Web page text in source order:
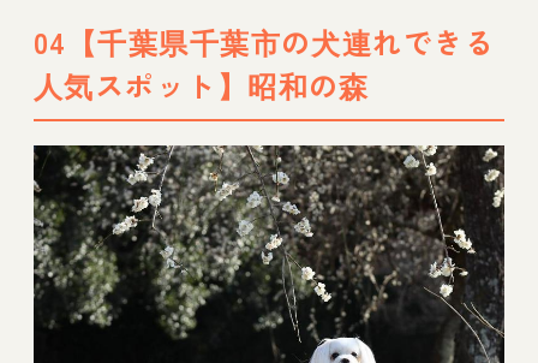
04【千葉県千葉市の犬連れできる
人気スポット】昭和の森